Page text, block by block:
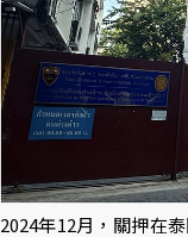
2024年12月，關押在